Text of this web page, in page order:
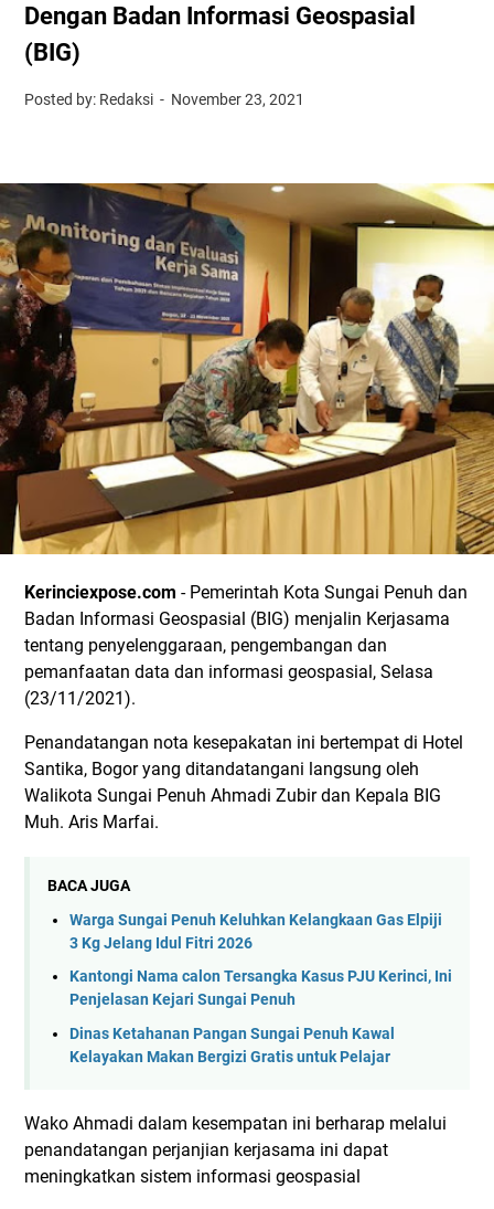
Dengan Badan Informasi Geospasial
(BIG)
Posted by: Redaksi November 23, 2021
Kerinciexpose.com - Pemerintah Kota Sungai Penuh dan
Badan Informasi Geospasial (BIG) menjalin Kerjasama
tentang penyelenggaraan, pengembangan dan
pemanfaatan data dan informasi geospasial, Selasa
(23/11/2021).
Penandatangan nota kesepakatan ini bertempat di Hotel
Santika, Bogor yang ditandatangani langsung oleh
Walikota Sungai Penuh Ahmadi Zubir dan Kepala BIG
Muh. Aris Marfai.
BACA JUGA
Warga Sungai Penuh Keluhkan Kelangkaan Gas Elpiji
3 Kg Jelang Idul Fitri 2026
Kantongi Nama calon Tersangka Kasus PJU Kerinci, Ini
Penjelasan Kejari Sungai Penuh
Dinas Ketahanan Pangan Sungai Penuh Kawal
Kelayakan Makan Bergizi Gratis untuk Pelajar
Wako Ahmadi dalam kesempatan ini berharap melalui
penandatangan perjanjian kerjasama ini dapat
meningkatkan sistem informasi geospasial